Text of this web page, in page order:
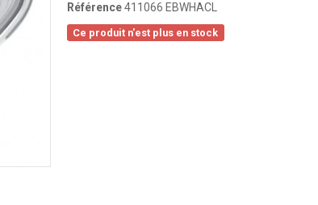
Référence 411066 EBWHACL
Ce produit n'est plus en stock